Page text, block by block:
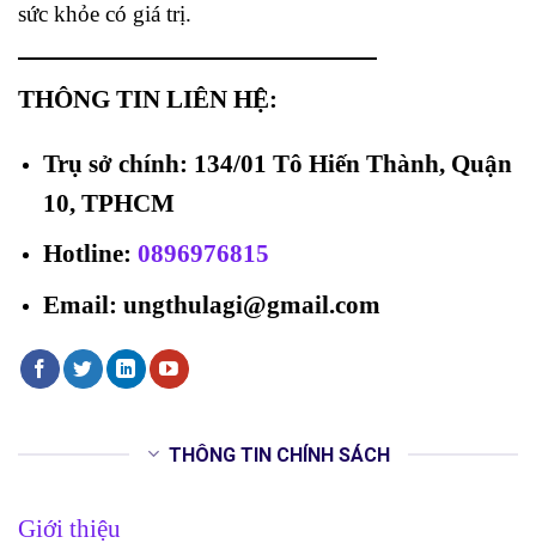
sức khỏe có giá trị.
THÔNG TIN LIÊN HỆ:
Trụ sở chính: 134/01 Tô Hiến Thành, Quận
10, TPHCM
Hotline: 0896976815
Email: ungthulagi@gmail.com
THÔNG TIN CHÍNH SÁCH
Giới thiệu